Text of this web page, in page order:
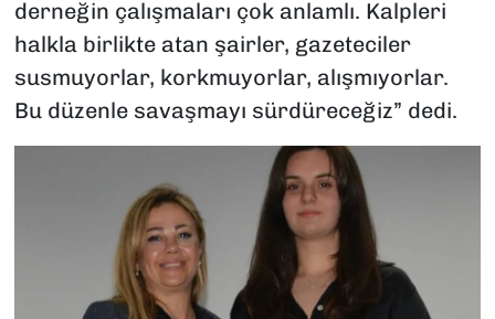
derneğin çalışmaları çok anlamlı. Kalpleri
halkla birlikte atan şairler, gazeteciler
susmuyorlar, korkmuyorlar, alışmıyorlar.
Bu düzenle savaşmayı sürdüreceğiz” dedi.